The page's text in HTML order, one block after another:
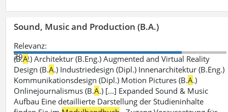
Sound, Music and Production (B.A.)
Relevanz:
79%
(B.A.) Architektur (B.Eng.) Augmented and Virtual Reality
Design (B.A.) Industriedesign (Dipl.) Innenarchitektur (B.Eng.)
Kommunikationsdesign (Dipl.) Motion Pictures (B.A.)
Onlinejournalismus (B.A.) [...] Expanded Sound & Music
Aufbau Eine detaillierte Darstellung der Studieninhalte